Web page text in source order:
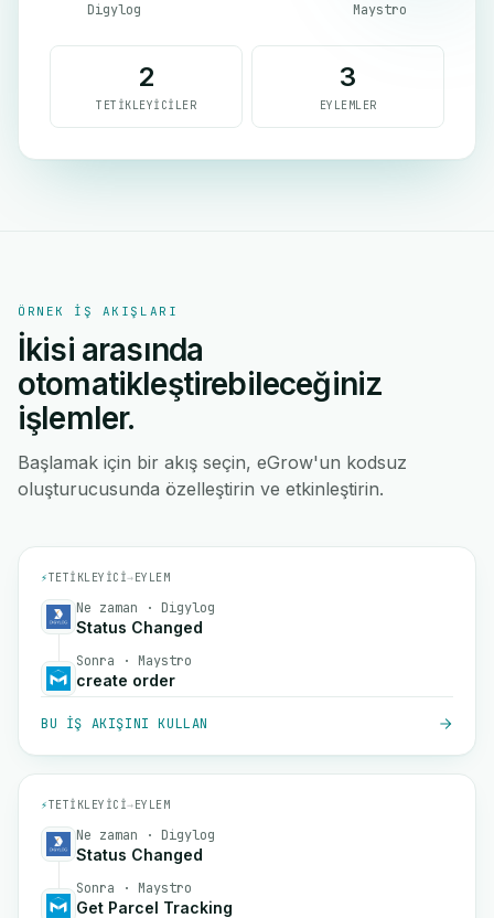
Digylog Maystro
2
TETIKLEYICILER
3
EYLEMLER
ÖRNEK IŞ AKIŞLARI
İkisi arasında
otomatikleştirebileceğiniz
işlemler.
Başlamak için bir akış seçin, eGrow'un kodsuz
oluşturucusunda özelleştirin ve etkinleştirin.
⚡TETIKLEYICI→EYLEM
Ne zaman · Digylog
Status Changed
Sonra · Maystro
create order
BU IŞ AKIŞINI KULLAN
⚡TETIKLEYICI→EYLEM
Ne zaman · Digylog
Status Changed
Sonra · Maystro
Get Parcel Tracking